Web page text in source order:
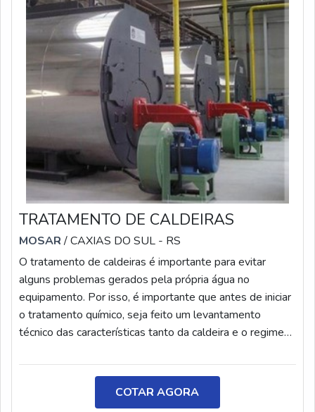
TRATAMENTO DE CALDEIRAS
MOSAR/ CAXIAS DO SUL - RS
O tratamento de caldeiras é importante para evitar
alguns problemas gerados pela própria água no
equipamento. Por isso, é importante que antes de iniciar
o tratamento químico, seja feito um levantamento
técnico das características tanto da caldeira e o regime
nela. Além disso, o equipamento necessita de água de
alta qualidade para o melhor funcionamento.DETALHES
SOBRE O SERVIÇOPara o tratamento acontecer de
COTAR AGORA